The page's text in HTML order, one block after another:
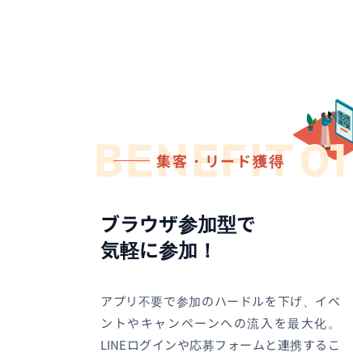
BENEFIT
集客・リード獲得 01
ブラウザ参加型で
気軽に参加！
アプリ不要で参加のハードルを下げ、イベ
ントやキャンペーンへの流入を最大化。
LINEログインや応募フォームと連携するこ